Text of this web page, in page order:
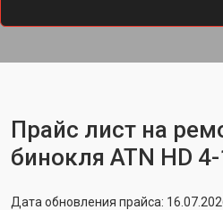
Прайс лист на
бинокля ATN HD
Дата обновления прайса: